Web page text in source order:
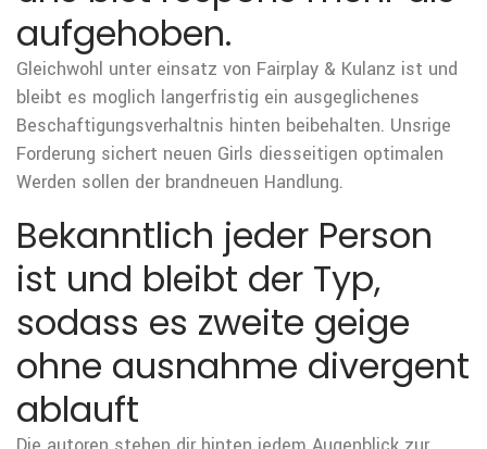
aufgehoben.
Gleichwohl unter einsatz von Fairplay & Kulanz ist und
bleibt es moglich langerfristig ein ausgeglichenes
Beschaftigungsverhaltnis hinten beibehalten. Unsrige
Forderung sichert neuen Girls diesseitigen optimalen
Werden sollen der brandneuen Handlung.
Bekanntlich jeder Person
ist und bleibt der Typ,
sodass es zweite geige
ohne ausnahme divergent
ablauft